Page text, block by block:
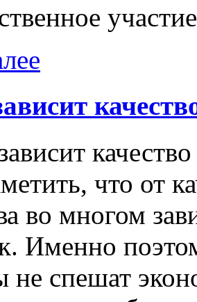
что от
во многом
Именно
спешат